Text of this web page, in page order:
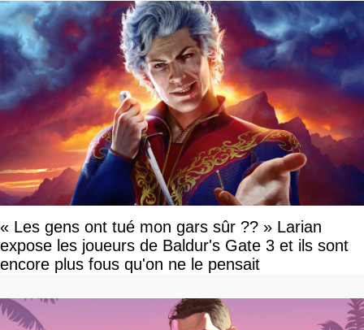
« Les gens ont tué mon gars sûr ?? » Larian
expose les joueurs de Baldur's Gate 3 et ils sont
encore plus fous qu'on ne le pensait